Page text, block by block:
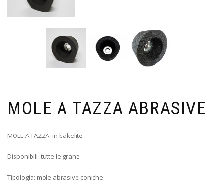
MOLE A TAZZA ABRASIVE
MOLE A TAZZA in bakelite .
Disponibili :tutte le grane
Tipologia: mole abrasive coniche